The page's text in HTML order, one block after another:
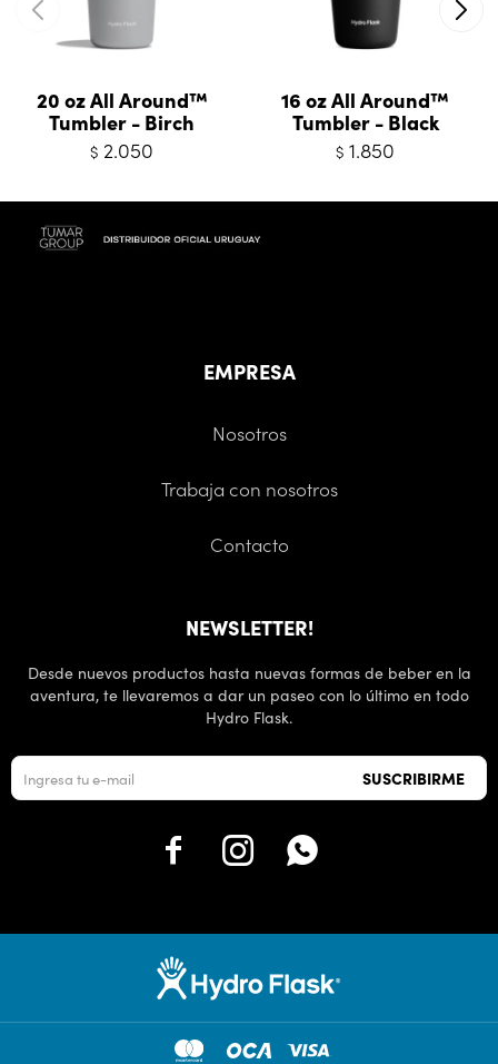
20 oz All Around™
Tumbler - Birch
$ 2.050
16 oz All Around™
Tumbler - Black
$ 1.850
EMPRESA
Nosotros
Trabaja con nosotros
Contacto
NEWSLETTER!
Desde nuevos productos hasta nuevas formas de beber en la
aventura, te llevaremos a dar un paseo con lo último en todo
Hydro Flask.
SUSCRIBIRME
  